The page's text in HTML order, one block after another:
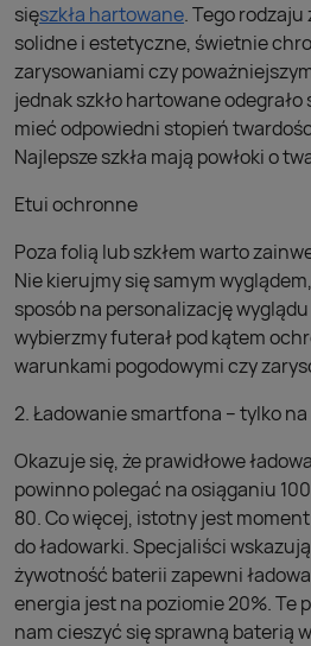
sięszkła hartowane. Tego
solidne i estetyczne, świetnie
zarysowaniami czy
jednak szkło hartowane
mieć odpowiedni stopień
Najlepsze szkła mają powłoki o
Etui ochronne
Poza folią lub szkłem warto
Nie kierujmy się samym
sposób na personalizację
wybierzmy futerał pod kątem
warunkami pogodowymi czy
2. Ładowanie smartfona – tylko
Okazuje się, że prawidłowe
powinno polegać na osiąganiu
80. Co więcej, istotny jest
do ładowarki. Specjaliści
żywotność baterii zapewni
energia jest na poziomie 20%. Te
nam cieszyć się sprawną baterią